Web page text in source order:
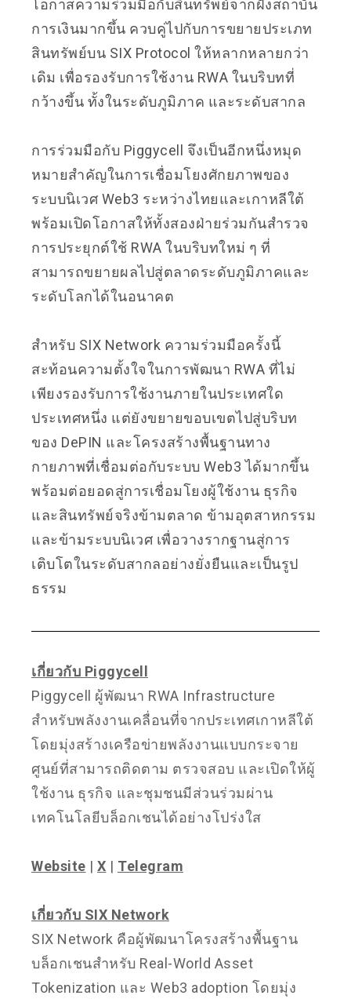
โอกาสความร่วมมือกับสินทรัพย์จากฝั่งสถาบัน
การเงินมากขึ้น ควบคู่ไปกับการขยายประเภท
สินทรัพย์บน SIX Protocol ให้หลากหลายกว่า
เดิม เพื่อรองรับการใช้งาน RWA ในบริบทที่
กว้างขึ้น ทั้งในระดับภูมิภาค และระดับสากล
การร่วมมือกับ Piggycell จึงเป็นอีกหนึ่งหมุด
หมายสำคัญในการเชื่อมโยงศักยภาพของ
ระบบนิเวศ Web3 ระหว่างไทยและเกาหลีใต้
พร้อมเปิดโอกาสให้ทั้งสองฝ่ายร่วมกันสำรวจ
การประยุกต์ใช้ RWA ในบริบทใหม่ ๆ ที่
สามารถขยายผลไปสู่ตลาดระดับภูมิภาคและ
ระดับโลกได้ในอนาคต
สำหรับ SIX Network ความร่วมมือครั้งนี้
สะท้อนความตั้งใจในการพัฒนา RWA ที่ไม่
เพียงรองรับการใช้งานภายในประเทศใด
ประเทศหนึ่ง แต่ยังขยายขอบเขตไปสู่บริบท
ของ DePIN และโครงสร้างพื้นฐานทาง
กายภาพที่เชื่อมต่อกับระบบ Web3 ได้มากขึ้น
พร้อมต่อยอดสู่การเชื่อมโยงผู้ใช้งาน ธุรกิจ
และสินทรัพย์จริงข้ามตลาด ข้ามอุตสาหกรรม
และข้ามระบบนิเวศ เพื่อวางรากฐานสู่การ
เติบโตในระดับสากลอย่างยั่งยืนและเป็นรูป
ธรรม
เกี่ยวกับ Piggycell
Piggycell ผู้พัฒนา RWA Infrastructure
สำหรับพลังงานเคลื่อนที่จากประเทศเกาหลีใต้
โดยมุ่งสร้างเครือข่ายพลังงานแบบกระจาย
ศูนย์ที่สามารถติดตาม ตรวจสอบ และเปิดให้ผู้
ใช้งาน ธุรกิจ และชุมชนมีส่วนร่วมผ่าน
เทคโนโลยีบล็อกเชนได้อย่างโปร่งใส
Website | X | Telegram
เกี่ยวกับ SIX Network
SIX Network คือผู้พัฒนาโครงสร้างพื้นฐาน
บล็อกเชนสำหรับ Real-World Asset
Tokenization และ Web3 adoption โดยมุ่ง